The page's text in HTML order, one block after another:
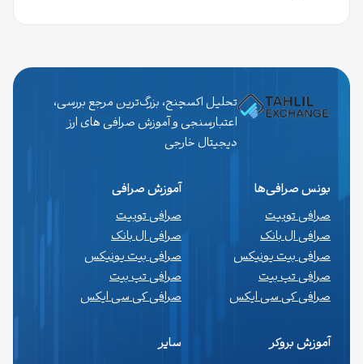
تحلیل اکسچنج، بزرگ‌ترین مرجع بررسی،
اعتبارسنجی و آموزش صرافی های ارز
دیجیتال خارجی
بونس صرافی‌ها
صرافی توبیت
صرافی ال بانک
صرافی بیت یونیکس
صرافی تپ بیت
صرافی کی سی ایکس
آموزش صرافی
صرافی توبیت
صرافی ال بانک
صرافی بیت یونیکس
صرافی تپ بیت
صرافی کی سی ایکس
آموزش بروکر
سایر